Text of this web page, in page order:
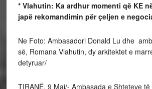
*Vlahutin: Ka ardhur momenti që KE
japë rekomandimin për çeljen e
Ne Foto: Ambasadori Donald Lu dhe
së, Romana Vlahutin, dy arkitektet e
detyruar/
TIRANË, 9 Maj/- Ambasada e Shteteve